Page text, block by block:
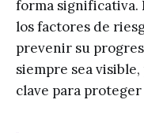
forma significativa.
los factores de
prevenir su
siempre sea
clave para